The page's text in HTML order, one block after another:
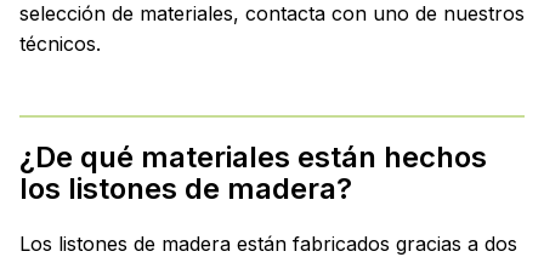
selección de materiales, contacta con uno de nuestros
técnicos.
¿De qué materiales están hechos
los listones de madera?
Los listones de madera están fabricados gracias a dos